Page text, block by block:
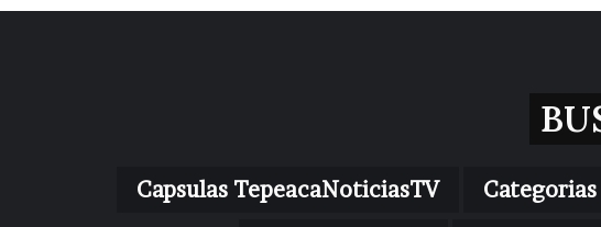
Capsulas TepeacaNoticiasTV Categorias